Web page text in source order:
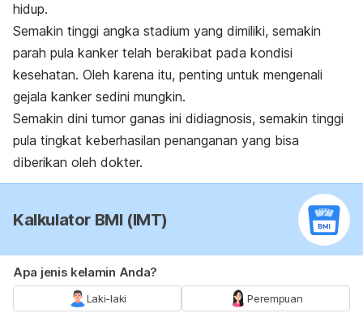
hidup.
Semakin tinggi angka stadium yang dimiliki, semakin
parah pula kanker telah berakibat pada kondisi
kesehatan. Oleh karena itu, penting untuk mengenali
gejala kanker sedini mungkin.
Semakin dini tumor ganas ini didiagnosis, semakin tinggi
pula tingkat keberhasilan penanganan yang bisa
diberikan oleh dokter.
Kalkulator BMI (IMT)
Apa jenis kelamin Anda?
Laki-laki Perempuan